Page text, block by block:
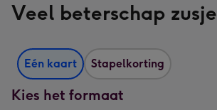
Veel beterschap zusje
Eén kaart Stapelkorting
Kies het formaat